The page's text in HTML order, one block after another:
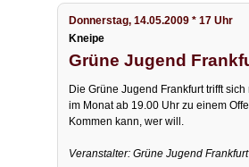
Donnerstag, 14.05.2009 * 17 Uhr
Kneipe
Grüne Jugend
Die Grüne Jugend Frankfurt trifft
im Monat ab 19.00 Uhr zu einem
Kommen kann, wer will.
Veranstalter: Grüne Jugend Frankfurt